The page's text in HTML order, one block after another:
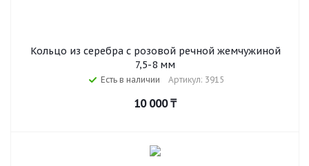
Кольцо из серебра с розовой речной жемчужиной
7,5-8 мм
Есть в наличии Артикул: 3915
10 000₸